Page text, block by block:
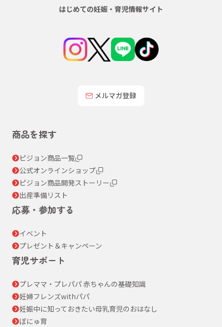
はじめての妊娠・育児情報サイト
メルマガ登録
商品を探す
ピジョン商品一覧
公式オンラインショップ
ピジョン商品開発ストーリー
出産準備リスト
応募・参加する
イベント
プレゼント＆キャンペーン
育児サポート
プレママ・プレパパ 赤ちゃんの基礎知識
妊婦フレンズwithパパ
妊娠中に知っておきたい母乳育児のおはなし
ぼにゅ育